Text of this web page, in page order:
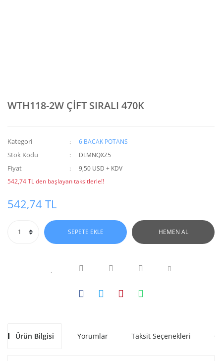
WTH118-2W ÇİFT SIRALI 470K
Kategori 6 BACAK POTANS
Stok Kodu DLMNQXZ5
Fiyat
9,50 USD + KDV
542,74 TL den başlayan taksitlerle!!
542,74 TL
SEPETE EKLE HEMEN AL
Ürün Bilgisi Yorumlar Taksit Seçenekleri